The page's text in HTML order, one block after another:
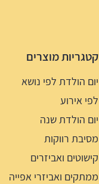
קטגריות מוצרים
יום הולדת לפי נושא
לפי אירוע
יום הולדת שנה
מסיבת רווקות
קישוטים ואביזרים
ממתקים ואביזרי אפייה